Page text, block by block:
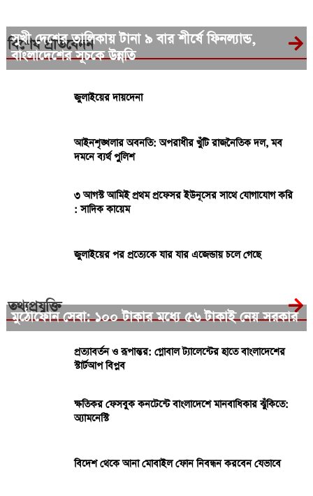
বিশেষ প্রতিবেদন
সুখী দেশের তালিকায় টানা ৯ বার শীর্ষে ফিনল্যান্ড,
বাংলাদেশের সূচকে উন্নতি
জুলাইয়ের দায়দেনা
আইনশৃঙ্খলার অবনতি: অপরাধীর খুঁটি রাজনৈতিক দল, মব
দমনে ব্যর্থ পুলিশ
৩ আগস্ট আমিই প্রথম প্রফেসর ইউনূসের সাথে যোগাযোগ করি
: সাদিক কায়েম
জুলাইয়ের পর প্রত্যেকে যার যার এজেন্ডায় চলে গেছে
তথ্যপ্রযুক্তি
মুঠোফোন সেবা: ১০০ টাকার মধ্যে ৫৬ টাকাই নেয় সরকার
প্রত্যাবর্তন ও রূপান্তর: গ্লোবাল ট্যালেন্টের হাতে বাংলাদেশের
স্টার্টআপ বিপ্লব
ক্ষতিকর ফেসবুক কনটেন্টে বাংলাদেশে মানবাধিকার ঝুঁকিতে:
অ্যামনেস্টি
বিদেশ থেকে আনা মোবাইল ফোন নিবন্ধন করবেন যেভাবে